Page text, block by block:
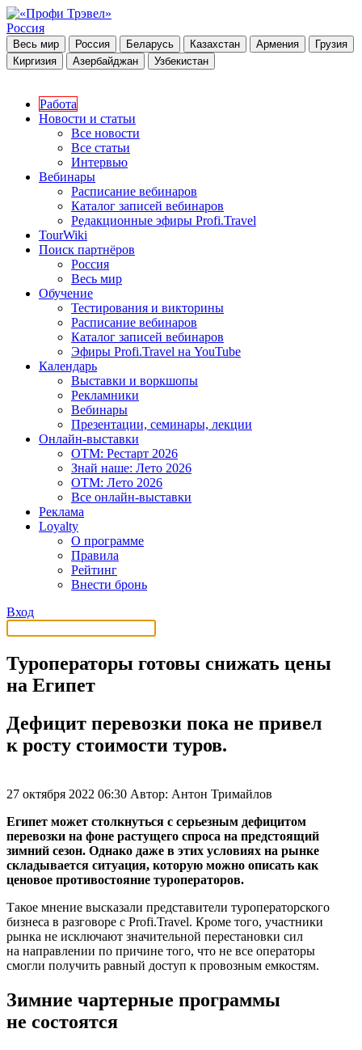
Россия
Весь мир Россия Беларусь Казахстан Армения
Грузия
Киргизия
Азербайджан Узбекистан
Работа
Новости и статьи
Все новости
Все статьи
Интервью
Вебинары
Расписание вебинаров
Каталог записей вебинаров
Редакционные эфиры Profi.Travel
TourWiki
Поиск партнёров
Россия
Весь мир
Обучение
Тестирования и викторины
Расписание вебинаров
Каталог записей вебинаров
Эфиры Profi.Travel на YouTube
Календарь
Выставки и воркшопы
Рекламники
Вебинары
Презентации, семинары, лекции
Онлайн-выставки
OTM: Рестарт 2026
Знай наше: Лето 2026
OTM: Лето 2026
Все онлайн-выставки
Реклама
Loyalty
О программе
Правила
Рейтинг
Внести бронь
Вход
Туроператоры готовы снижать цены
на Египет
Дефицит перевозки пока не привел
к росту стоимости туров.
27 октября 2022 06:30 Автор: Антон Тримайлов
Египет может столкнуться с серьезным дефицитом
перевозки на фоне растущего спроса на предстоящий
зимний сезон. Однако даже в этих условиях на рынке
складывается ситуация, которую можно описать как
ценовое противостояние туроператоров.
Такое мнение высказали представители туроператорского
бизнеса в разговоре с Profi.Travel. Кроме того, участники
рынка не исключают значительной перестановки сил
на направлении по причине того, что не все операторы
смогли получить равный доступ к провозным емкостям.
Зимние чартерные программы
не состоятся